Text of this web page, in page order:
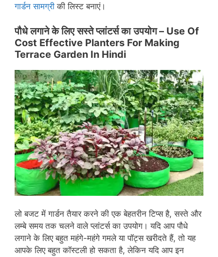
गार्डन सामग्री की लिस्ट बनाएं।
पौधे लगाने के लिए सस्ते प्लांटर्स का उपयोग – Use Of
Cost Effective Planters For Making
Terrace Garden In Hindi
लो बजट में गार्डन तैयार करने की एक बेहतरीन टिप्स है, सस्ते और
लम्बे समय तक चलने वाले प्लांटर्स का उपयोग। यदि आप पौधे
लगाने के लिए बहुत महंगे-महंगे गमले या पॉट्स खरीदते हैं, तो यह
आपके लिए बहुत कॉस्टली हो सकता है, लेकिन यदि आप इन